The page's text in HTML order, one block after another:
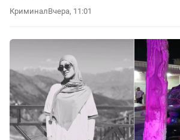
КриминалВчера, 11:01